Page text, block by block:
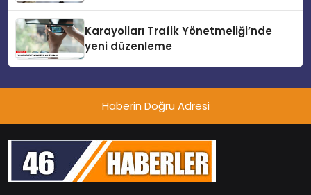
Karayolları Trafik Yönetmeliği’nde
yeni düzenleme
Haberin Doğru Adresi